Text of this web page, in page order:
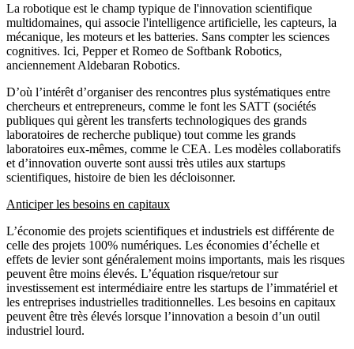
La robotique est le champ typique de l'innovation scientifique
multidomaines, qui associe l'intelligence artificielle, les capteurs, la
mécanique, les moteurs et les batteries. Sans compter les sciences
cognitives. Ici, Pepper et Romeo de Softbank Robotics,
anciennement Aldebaran Robotics.
D’où l’intérêt d’organiser des rencontres plus systématiques entre
chercheurs et entrepreneurs, comme le font les SATT (sociétés
publiques qui gèrent les transferts technologiques des grands
laboratoires de recherche publique) tout comme les grands
laboratoires eux-mêmes, comme le CEA. Les modèles collaboratifs
et d’innovation ouverte sont aussi très utiles aux startups
scientifiques, histoire de bien les décloisonner.
Anticiper les besoins en capitaux
L’économie des projets scientifiques et industriels est différente de
celle des projets 100% numériques. Les économies d’échelle et
effets de levier sont généralement moins importants, mais les risques
peuvent être moins élevés. L’équation risque/retour sur
investissement est intermédiaire entre les startups de l’immatériel et
les entreprises industrielles traditionnelles. Les besoins en capitaux
peuvent être très élevés lorsque l’innovation a besoin d’un outil
industriel lourd.